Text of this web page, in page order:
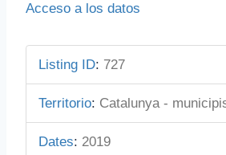
Acceso a los datos
Listing ID: 727
Territorio: Catalunya -
Dates: 2019